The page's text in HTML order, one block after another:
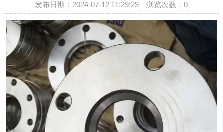
发布日期：2024-07-12 11:29:29 浏览次数：0